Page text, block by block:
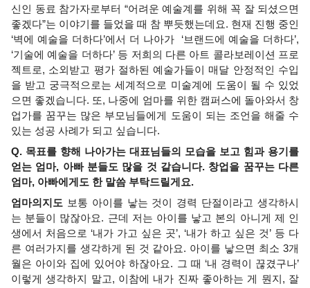
신인 동료 참가자로부터 “어려운 예술계를 위해 꼭 잘 되셨으면
좋겠다”는 이야기를 들었을 때 참 뿌듯했는데요. 현재 진행 중인
‘벽에 예술을 더하다’에서 더 나아가  ‘브랜드에 예술을 더하다’,
‘기술에 예술을 더하다’ 등 저희의 다른 아트 콜라보레이션 프로
젝트로, 소외받고 평가 절하된 예술가들이 매달 안정적인 수입
을 받고 궁극적으로는 세계적으로 미술계에 도움이 될 수 있었
으면 좋겠습니다. 또, 나중에 엄마를 위한 캠퍼스에 돌아와서 창
업가를 꿈꾸는 많은 부모님들에게 도움이 되는 조언을 해줄 수
있는 성공 사례가 되고 싶습니다.
Q. 목표를 향해 나아가는 대표님들의 모습을 보고 힘과 용기를
얻는 엄마, 아빠 분들도 많을 것 같습니다. 창업을 꿈꾸는 다른
엄마, 아빠에게도 한 말씀 부탁드릴게요.
엄마의지도 보통 아이를 낳는 것이 경력 단절이라고 생각하시
는 분들이 많잖아요. 근데 저는 아이를 낳고 본의 아니게 제 인
생에서 처음으로 ‘내가 가고 싶은 곳’, ‘내가 하고 싶은 것’ 등 다
른 여러가지를 생각하게 된 것 같아요. 아이를 낳으면 최소 3개
월은 아이와 집에 있어야 하잖아요. 그 때 ‘내 경력이 끊겼구나’
이렇게 생각하지 말고, 이참에 내가 진짜 좋아하는 게 뭔지, 잘